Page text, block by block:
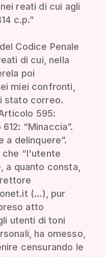
reati di cui agli
c.p.”
Codice Penale
di cui, nella
poi
miei confronti,
stato correo.
595:
“Minaccia”.
a delinquere”.
“l'utente
a quanto consta,
(...), pur
atto
utenti di toni
ha omesso,
censurando le